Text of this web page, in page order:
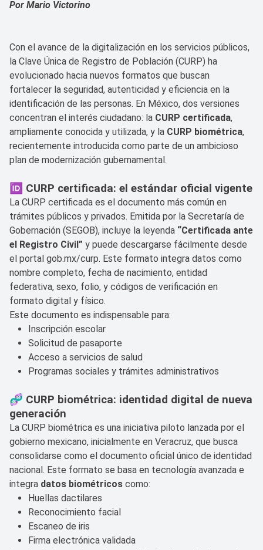
Por Mario Victorino
Con el avance de la digitalización en los servicios públicos,
la Clave Única de Registro de Población (CURP) ha
evolucionado hacia nuevos formatos que buscan
fortalecer la seguridad, autenticidad y eficiencia en la
identificación de las personas. En México, dos versiones
concentran el interés ciudadano: la CURP certificada,
ampliamente conocida y utilizada, y la CURP biométrica,
recientemente introducida como parte de un ambicioso
plan de modernización gubernamental.
🆔 CURP certificada: el estándar oficial vigente
La CURP certificada es el documento más común en
trámites públicos y privados. Emitida por la Secretaría de
Gobernación (SEGOB), incluye la leyenda “Certificada ante
el Registro Civil” y puede descargarse fácilmente desde
el portal gob.mx/curp. Este formato integra datos como
nombre completo, fecha de nacimiento, entidad
federativa, sexo, folio, y códigos de verificación en
formato digital y físico.
Este documento es indispensable para:
Inscripción escolar
Solicitud de pasaporte
Acceso a servicios de salud
Programas sociales y trámites administrativos
🧬 CURP biométrica: identidad digital de nueva
generación
La CURP biométrica es una iniciativa piloto lanzada por el
gobierno mexicano, inicialmente en Veracruz, que busca
consolidarse como el documento oficial único de identidad
nacional. Este formato se basa en tecnología avanzada e
integra datos biométricos como:
Huellas dactilares
Reconocimiento facial
Escaneo de iris
Firma electrónica validada